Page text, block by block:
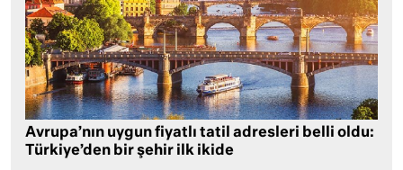
Avrupa’nın uygun fiyatlı tatil adresleri belli oldu:
Türkiye’den bir şehir ilk ikide